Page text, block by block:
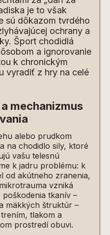
je to však
sú dôkazom tvrdého
ochrany a
Šport chodidlá
a ignorovanie
k chronickým
vyradiť z hry na celé
mechanizmus
alebo prudkom
na chodidlo sily, ktoré
vašu telesnú
k jadru problému: k
od akútneho zranenia,
vzniká
tkanív –
mäkkých štruktúr –
tlakom a
prostredí obuvi.